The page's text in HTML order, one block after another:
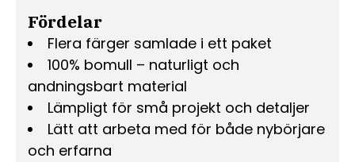
Fördelar
Flera färger samlade i ett paket
100% bomull – naturligt och
andningsbart material
Lämpligt för små projekt och detaljer
Lätt att arbeta med för både nybörjare
och erfarna